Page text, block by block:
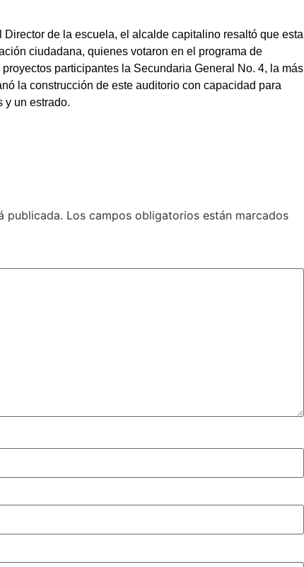
de la escuela, el alcalde capitalino resaltó que esta
ciudadana, quienes votaron en el programa de
participantes la Secundaria General No. 4, la más
la construcción de este auditorio con capacidad para
y un estrado.
publicada. Los campos obligatorios están marcados